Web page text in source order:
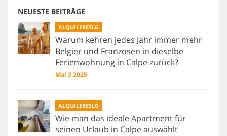
NEUESTE BEITRÄGE
ALQUILERESLG
Warum kehren jedes Jahr immer mehr
Belgier und Franzosen in dieselbe
Ferienwohnung in Calpe zurück?
Mai 3 2025
ALQUILERESLG
Wie man das ideale Apartment für
seinen Urlaub in Calpe auswählt